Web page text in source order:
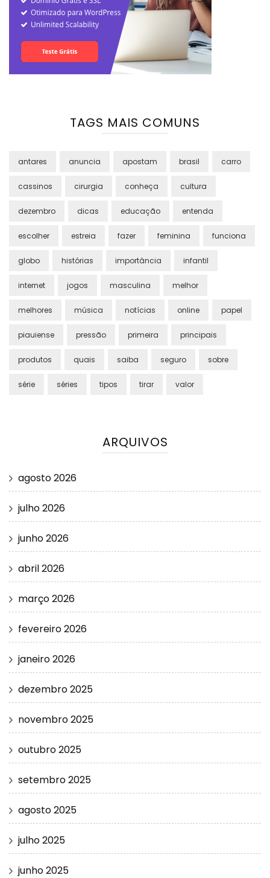
TAGS MAIS COMUNS
antares anuncia apostam brasil carro
cassinos cirurgia conheça cultura
dezembro dicas educação entenda
escolher estreia fazer feminina funciona
globo histórias importância infantil
internet jogos masculina melhor
melhores música notícias online papel
piauiense pressão primeira principais
produtos quais saiba seguro sobre
série séries tipos tirar valor
ARQUIVOS
agosto 2026
julho 2026
junho 2026
abril 2026
março 2026
fevereiro 2026
janeiro 2026
dezembro 2025
novembro 2025
outubro 2025
setembro 2025
agosto 2025
julho 2025
junho 2025